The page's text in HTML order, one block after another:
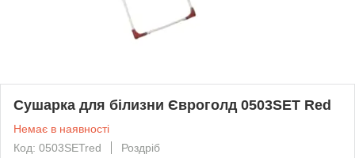
Сушарка для білизни Євроголд 0503SET Red
Немає в наявності
Код: 0503SETred
Роздріб